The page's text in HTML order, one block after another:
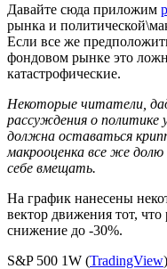
Давайте сюда приложим
рынка и
Если все же
фондовом рынке это
катастрофические.
Некоторые читатели,
рассуждения о политике
должна оставаться
макрооценка все же
себе вмещать.
На график нанесены
вектор движения тот, что
снижение до -30%.
S&P 500 1W (TradingView